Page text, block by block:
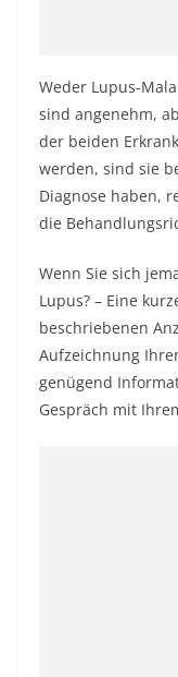
Weder Lupus-
sind angenehm,
der beiden
werden, sind sie
Diagnose haben,
die
Wenn Sie sich
Lupus? – Eine
beschriebenen
Aufzeichnung
genügend
Gespräch mit